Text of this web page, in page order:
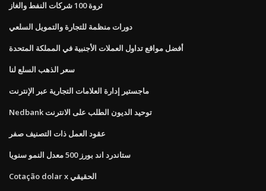
ثروة 100 شركات النفط والغاز
دورات منظمة للتجارة والتمويل السلعي
أفضل مواقع تداول العملات الأجنبية في المملكة المتحدة
سعر الذهب السلع لنا
ماجستير إدارة العلامات التجارية عبر الإنترنت
Nedbank توحيد الديون الطلب على الانترنت
عقود العمل ذات التصنيف صفر
ستاندرد اند بورز 500 معدل النمو سنويا
Cotação dolar x الحقيقي